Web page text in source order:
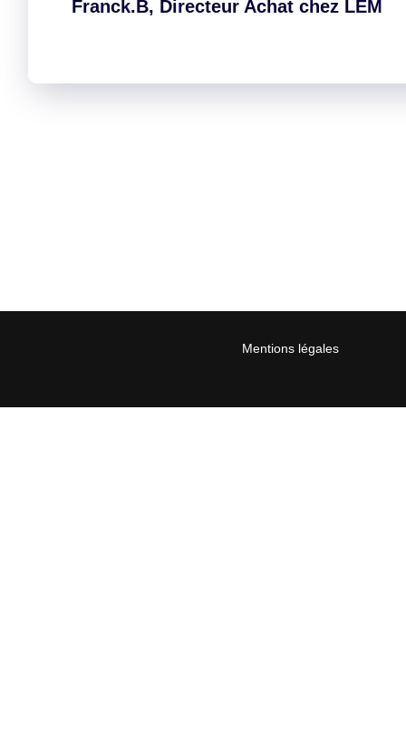
Franck.B, Directeur Achat chez LEM
Mentions légales